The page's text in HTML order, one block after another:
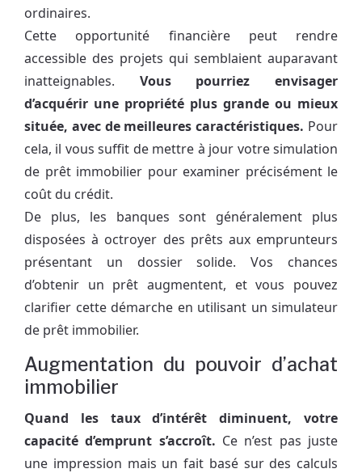
ordinaires.
Cette opportunité financière peut rendre
accessible des projets qui semblaient auparavant
inatteignables. Vous pourriez envisager
d’acquérir une propriété plus grande ou mieux
située, avec de meilleures caractéristiques. Pour
cela, il vous suffit de mettre à jour votre simulation
de prêt immobilier pour examiner précisément le
coût du crédit.
De plus, les banques sont généralement plus
disposées à octroyer des prêts aux emprunteurs
présentant un dossier solide. Vos chances
d’obtenir un prêt augmentent, et vous pouvez
clarifier cette démarche en utilisant un simulateur
de prêt immobilier.
Augmentation du pouvoir d’achat
immobilier
Quand les taux d’intérêt diminuent, votre
capacité d’emprunt s’accroît. Ce n’est pas juste
une impression mais un fait basé sur des calculs